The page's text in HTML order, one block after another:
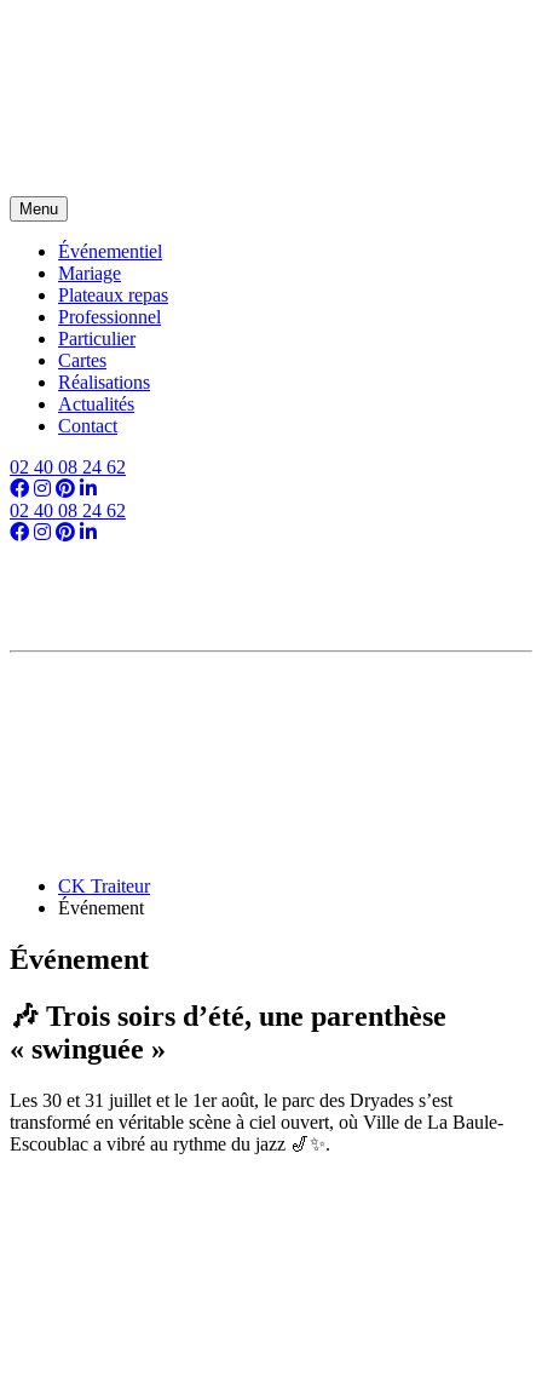
Menu
Événementiel
Mariage
Plateaux repas
Professionnel
Particulier
Cartes
Réalisations
Actualités
Contact
02 40 08 24 62
02 40 08 24 62
CK Traiteur
Événement
Événement
🎶 Trois soirs d’été, une parenthèse
« swinguée »
Les 30 et 31 juillet et le 1er août, le parc des Dryades s’est
transformé en véritable scène à ciel ouvert, où Ville de La Baule-
Escoublac a vibré au rythme du jazz 🎷✨.